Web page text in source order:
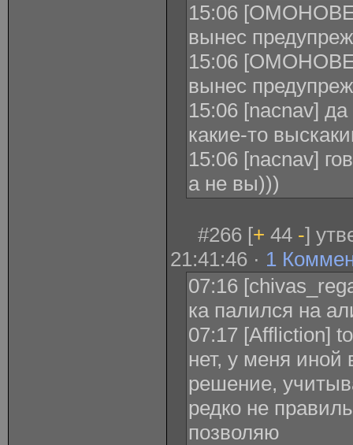
15:06
вынес
15:06
вынес
15:06 [nacnav]
какие-то
15:06 [nacnav]
а не вы)))
#266 [+ 44 -]
21:41:46 · 1
07:16
ка палился на
07:17 [Affliction]
нет, у меня иной
решение,
редко не
позволяю